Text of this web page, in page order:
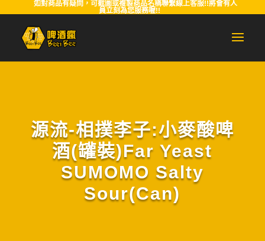
如對商品有疑問，可截圖或複製商品名稱聯繫線上客服!!將會有人
員立刻為您服務喔!!
源流-相撲李子:小麥酸啤
酒(罐裝)Far Yeast
SUMOMO Salty
Sour(Can)